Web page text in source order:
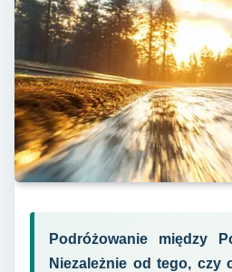
Podróżowanie między
Niezależnie od tego, czy